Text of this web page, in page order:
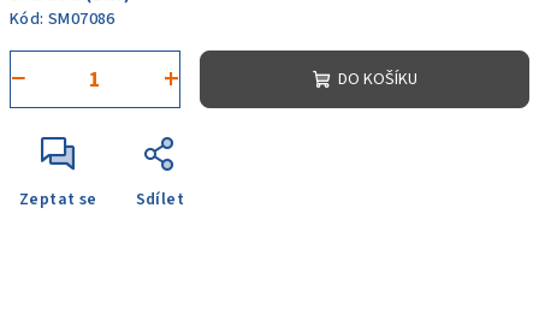
Kód: SM07086
+
− DO KOŠÍKU
Zeptat se Sdílet